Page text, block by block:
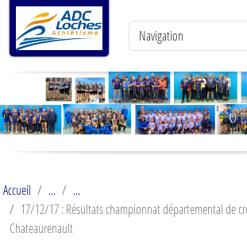
Accueil
17/12/17 : Résultats championnat départemental de
Chateaurenault
Panneau de gestion des cookies